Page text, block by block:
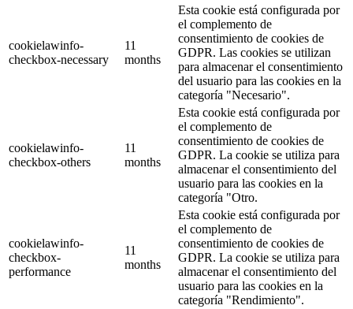
cookielawinfo-
checkbox-necessary
11
months
Esta cookie está configurada por
el complemento de
consentimiento de cookies de
GDPR. Las cookies se utilizan
para almacenar el consentimiento
del usuario para las cookies en la
categoría "Necesario".
cookielawinfo-
checkbox-others
11
months
Esta cookie está configurada por
el complemento de
consentimiento de cookies de
GDPR. La cookie se utiliza para
almacenar el consentimiento del
usuario para las cookies en la
categoría "Otro.
cookielawinfo-
checkbox-
performance
11
months
Esta cookie está configurada por
el complemento de
consentimiento de cookies de
GDPR. La cookie se utiliza para
almacenar el consentimiento del
usuario para las cookies en la
categoría "Rendimiento".